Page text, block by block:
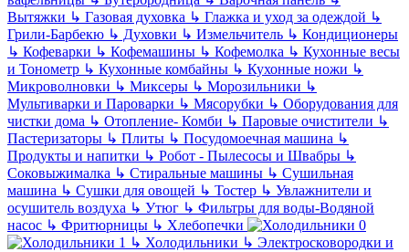
Вытяжки ↳ Газовая духовка ↳ Глажка и уход за одеждой ↳
Грили-Барбекю ↳ Духовки ↳ Измельчитель ↳ Кондиционеры
↳ Кофеварки ↳ Кофемашины ↳ Кофемолка ↳ Кухонные весы
и Тонометр ↳ Кухонные комбайны ↳ Кухонные ножи ↳
Микроволновки ↳ Миксеры ↳ Морозильники ↳
Мультиварки и Пароварки ↳ Мясорубки ↳ Оборудования для
чистки дома ↳ Отопление- Комби ↳ Паровые очистители ↳
Пастеризаторы ↳ Плиты ↳ Посудомоечная машина ↳
Продукты и напитки ↳ Робот - Пылесосы и Швабры ↳
Соковыжималка ↳ Стиральные машины ↳ Сушильная
машина ↳ Сушки для овощей ↳ Тостер ↳ Увлажнители и
осушитель воздуха ↳ Утюг ↳ Фильтры для воды-Водяной
насос ↳ Фритюрницы ↳ Хлебопечки
↳ Холодильники ↳ Электросковородки и